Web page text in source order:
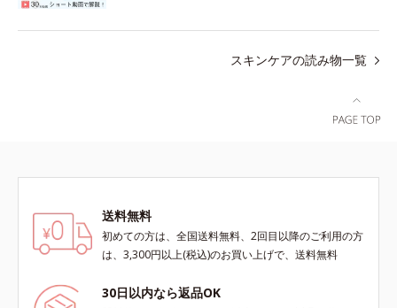
スキンケアの読み物一覧
送料無料
初めての方は、全国送料無料、2回目以降のご利用の方
は、3,300円以上(税込)のお買い上げで、送料無料
30日以内なら返品OK